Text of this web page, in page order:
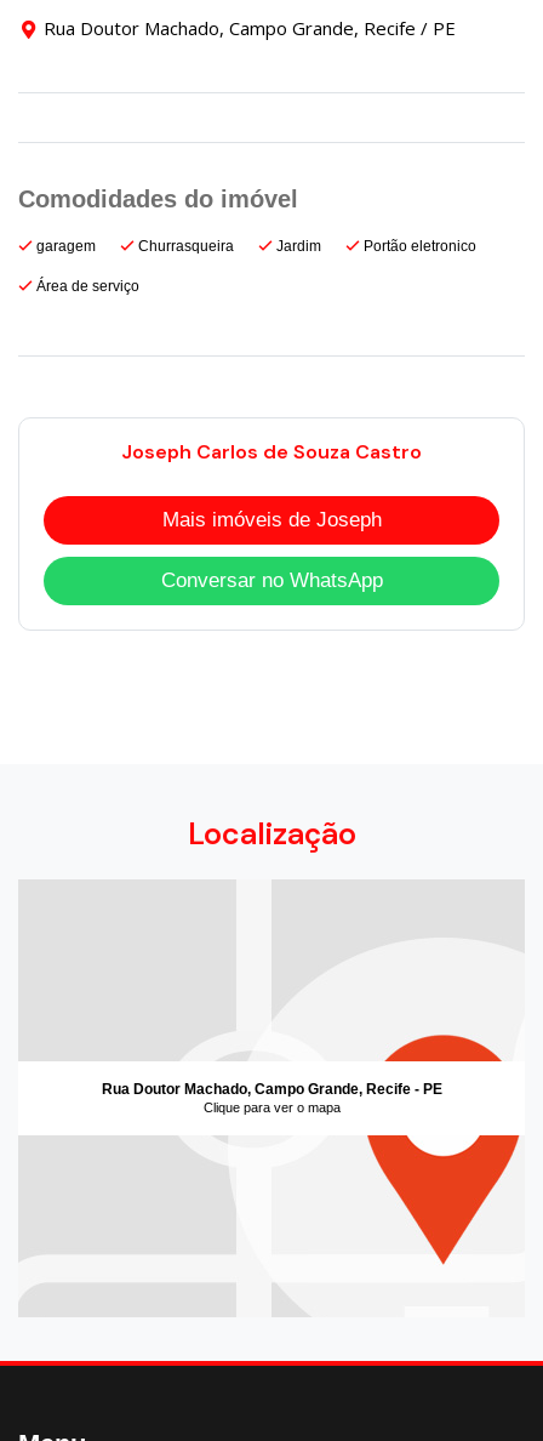
Rua Doutor Machado, Campo Grande, Recife / PE
garagem Churrasqueira Jardim Portão eletronico
Área de serviço
Joseph Carlos de Souza Castro
Mais imóveis de Joseph
Conversar no WhatsApp
Localização
Rua Doutor Machado, Campo Grande, Recife - PE
Clique para ver o mapa